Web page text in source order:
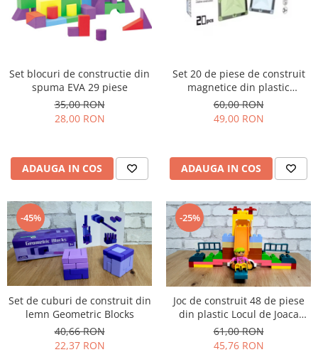
Set blocuri de constructie din
spuma EVA 29 piese
35,00 RON
28,00 RON
ADAUGA IN COS
Set 20 de piese de construit
magnetice din plastic
transparent Onshine
60,00 RON
49,00 RON
ADAUGA IN COS
-45%
Set de cuburi de construit din
lemn Geometric Blocks
40,66 RON
22,37 RON
-25%
Joc de construit 48 de piese
din plastic Locul de Joaca
Mobil
61,00 RON
45,76 RON